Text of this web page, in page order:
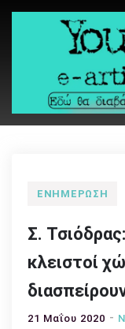
Skip
Your e-
Εδώ θα
ΕΝΗΜΈΡΩΣΗ
Σ.
κλειστοί
21 Μαΐου 2020